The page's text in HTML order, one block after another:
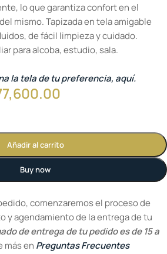
lo que garantiza confort en el
mismo. Tapizada en tela amigable
de fácil limpieza y cuidado.
para alcoba, estudio, sala.
la tela de tu preferencia, aquí.
Añadir al carrito
Buy now
comenzaremos el proceso de
y agendamiento de la entrega de tu
de entrega de tu pedido es de 15 a
más en Preguntas Frecuentes